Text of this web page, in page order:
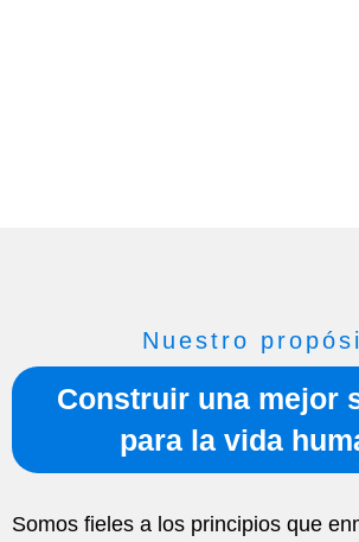
Nuestro
Construir una mejor
para la vida
Somos fieles a los principios que